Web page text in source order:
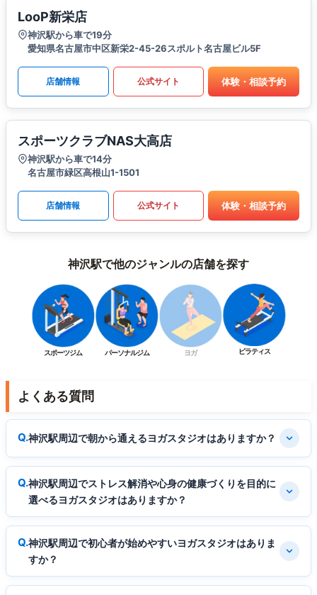
LooP新栄店
神沢駅から車で19分
愛知県名古屋市中区新栄2-45-26スポルト名古屋ビル5F
店舗情報 公式サイト 体験・相談予約
スポーツクラブNAS大高店
神沢駅から車で14分
名古屋市緑区高根山1-1501
店舗情報 公式サイト 体験・相談予約
神沢駅で他のジャンルの店舗を探す
スポーツジム パーソナルジム ヨガ ピラティス
よくある質問
神沢駅周辺で朝から通えるヨガスタジオはありますか？
神沢駅周辺でストレス解消や心身の健康づくりを目的に
選べるヨガスタジオはありますか？
神沢駅周辺で初心者が始めやすいヨガスタジオはありま
すか？